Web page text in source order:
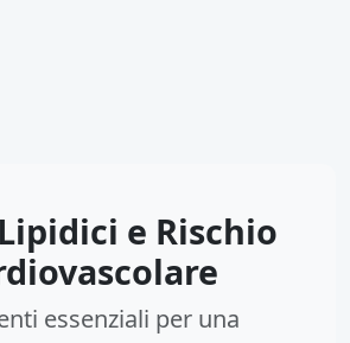
e Rischio
essenziali per una